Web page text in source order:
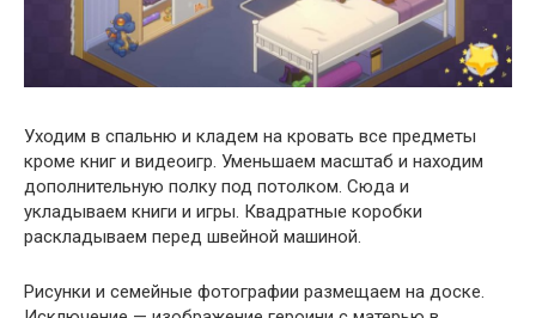
Уходим в спальню и кладем на кровать все предметы
кроме книг и видеоигр. Уменьшаем масштаб и находим
дополнительную полку под потолком. Сюда и
укладываем книги и игры. Квадратные коробки
раскладываем перед швейной машиной.
Рисунки и семейные фотографии размещаем на доске.